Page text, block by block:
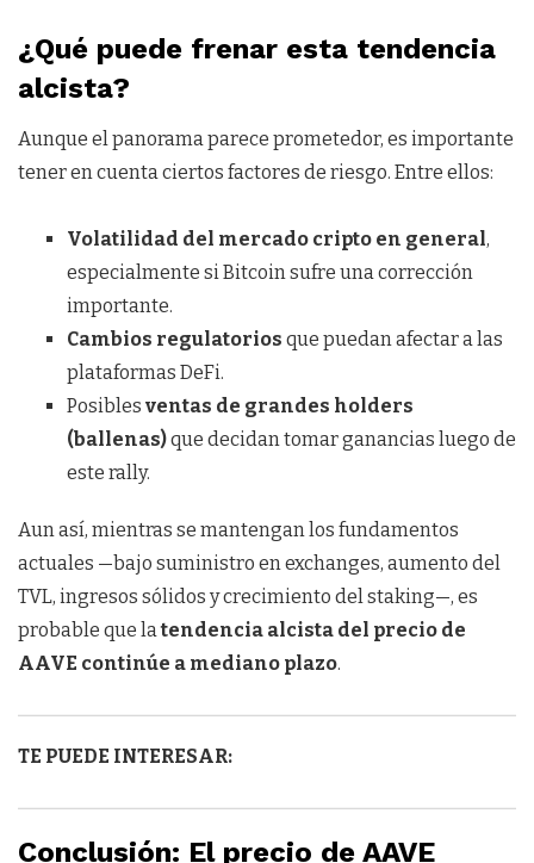
¿Qué puede frenar esta tendencia
alcista?
Aunque el panorama parece prometedor, es importante
tener en cuenta ciertos factores de riesgo. Entre ellos:
Volatilidad del mercado cripto en general,
especialmente si Bitcoin sufre una corrección
importante.
Cambios regulatorios que puedan afectar a las
plataformas DeFi.
Posibles ventas de grandes holders
(ballenas)que decidan tomar ganancias luego de
este rally.
Aun así, mientras se mantengan los fundamentos
actuales —bajo suministro en exchanges, aumento del
TVL, ingresos sólidos y crecimiento del staking—, es
probable que latendencia alcista del precio de
AAVE continúe a mediano plazo.
TE PUEDE INTERESAR:
Conclusión: El precio de AAVE